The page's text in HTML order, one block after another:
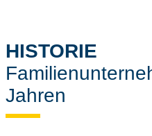
HISTORIE
Jahren